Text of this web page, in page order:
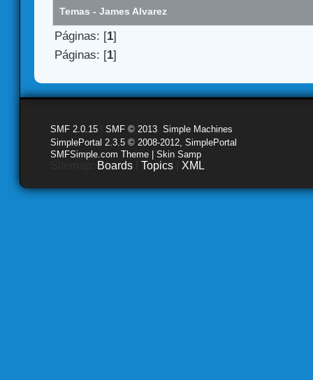
Temas - James Alvarez
Páginas: [1]
Páginas: [1]
SMF 2.0.15 SMF © 2013 Simple Machines
SimplePortal 2.3.5 © 2008-2012, SimplePortal
SMFSimple.com Theme | Skin Samp
Boards Topics XML